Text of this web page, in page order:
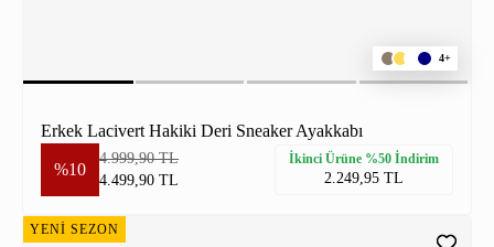
4+
Erkek Lacivert Hakiki Deri Sneaker Ayakkabı
%10
4.999,90 TL
4.499,90 TL
İkinci Ürüne %50 İndirim
2.249,95 TL
YENİ SEZON